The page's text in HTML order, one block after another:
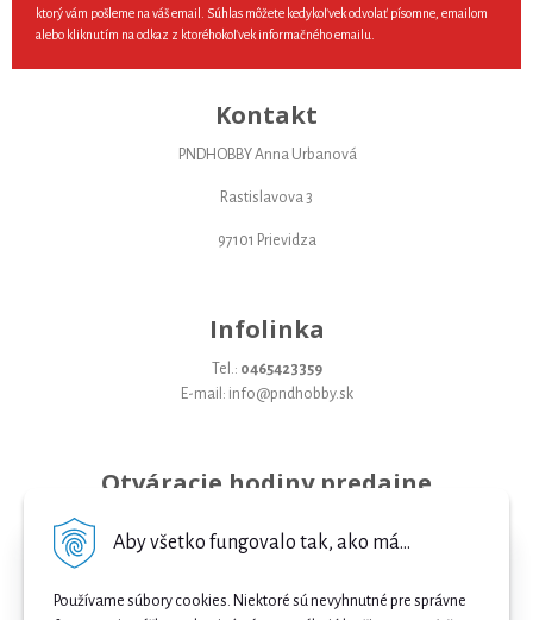
Aby všetko fungovalo tak, ako má...
Používame súbory cookies. Niektoré sú nevyhnutné pre správne
ktorý vám pošleme na váš email. Súhlas môžete kedykoľvek odvolať písomne, emailom
alebo kliknutím na odkaz z ktoréhokoľvek informačného emailu.
Kontakt
PNDHOBBY Anna Urbanová
Rastislavova 3
97101 Prievidza
Infolinka
Tel.: 0465423359
E-mail: info@pndhobby.sk
Otváracie hodiny predajne
Streda 09-17